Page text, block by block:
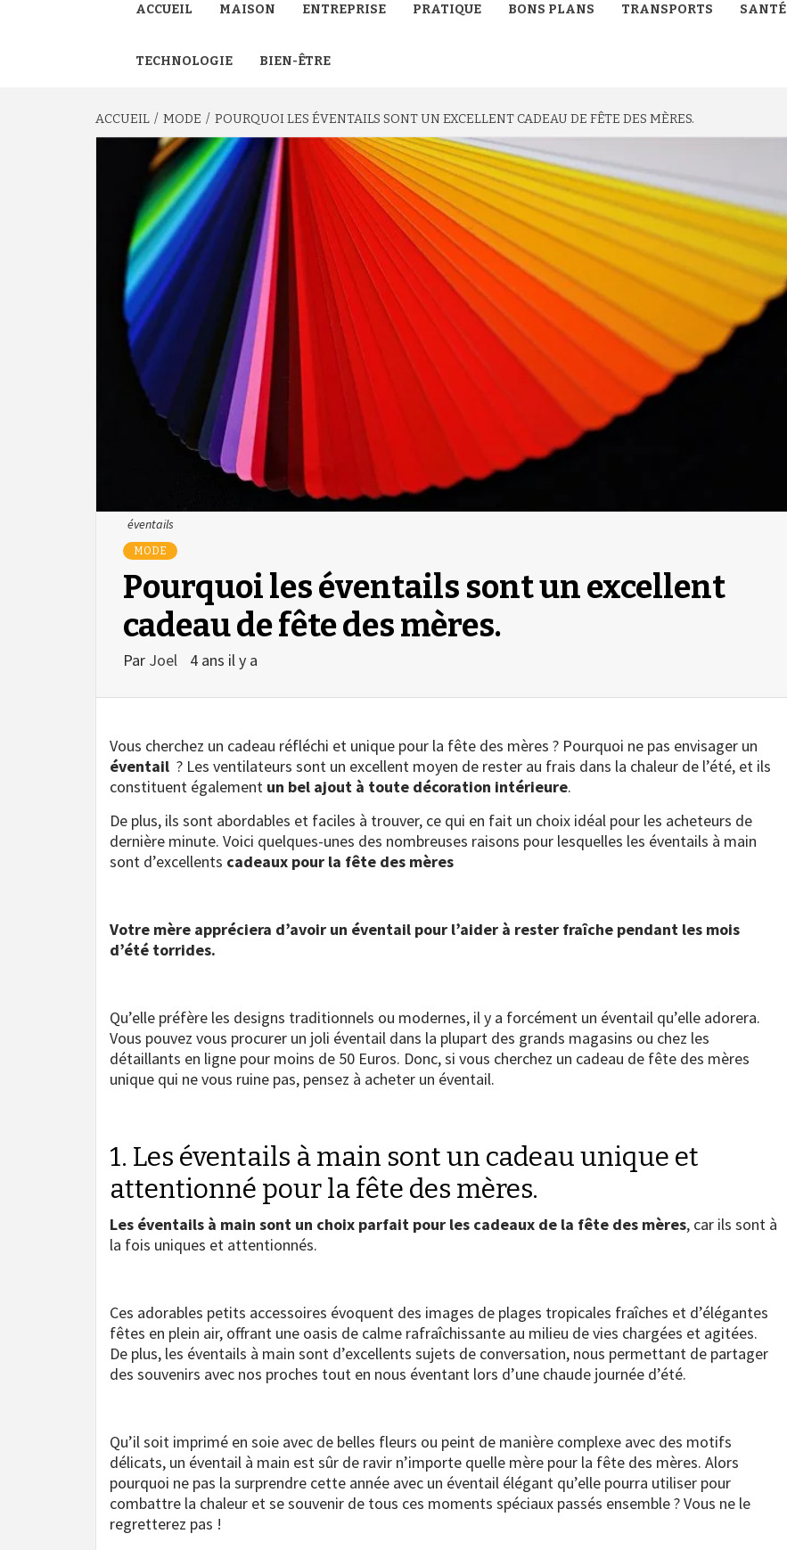
ACCUEIL MAISON ENTREPRISE PRATIQUE BONS PLANS TRANSPORTS SANTÉ
TECHNOLOGIE BIEN-ÊTRE
ACCUEIL MODE POURQUOI LES ÉVENTAILS SONT UN EXCELLENT CADEAU DE FÊTE DES MÈRES.
éventails
MODE
Pourquoi les éventails sont un excellent
cadeau de fête des mères.
Par Joel 4 ans il y a
Vous cherchez un cadeau réfléchi et unique pour la fête des mères ? Pourquoi ne pas envisager un
éventail ? Les ventilateurs sont un excellent moyen de rester au frais dans la chaleur de l’été, et ils
constituent également un bel ajout à toute décoration intérieure.
De plus, ils sont abordables et faciles à trouver, ce qui en fait un choix idéal pour les acheteurs de
dernière minute. Voici quelques-unes des nombreuses raisons pour lesquelles les éventails à main
sont d’excellents cadeaux pour la fête des mères
Votre mère appréciera d’avoir un éventail pour l’aider à rester fraîche pendant les mois
d’été torrides.
Qu’elle préfère les designs traditionnels ou modernes, il y a forcément un éventail qu’elle adorera.
Vous pouvez vous procurer un joli éventail dans la plupart des grands magasins ou chez les
détaillants en ligne pour moins de 50 Euros. Donc, si vous cherchez un cadeau de fête des mères
unique qui ne vous ruine pas, pensez à acheter un éventail.
1. Les éventails à main sont un cadeau unique et
attentionné pour la fête des mères.
Les éventails à main sont un choix parfait pour les cadeaux de la fête des mères, car ils sont à
la fois uniques et attentionnés.
Ces adorables petits accessoires évoquent des images de plages tropicales fraîches et d’élégantes
fêtes en plein air, offrant une oasis de calme rafraîchissante au milieu de vies chargées et agitées.
De plus, les éventails à main sont d’excellents sujets de conversation, nous permettant de partager
des souvenirs avec nos proches tout en nous éventant lors d’une chaude journée d’été.
Qu’il soit imprimé en soie avec de belles fleurs ou peint de manière complexe avec des motifs
délicats, un éventail à main est sûr de ravir n’importe quelle mère pour la fête des mères. Alors
pourquoi ne pas la surprendre cette année avec un éventail élégant qu’elle pourra utiliser pour
combattre la chaleur et se souvenir de tous ces moments spéciaux passés ensemble ? Vous ne le
regretterez pas !